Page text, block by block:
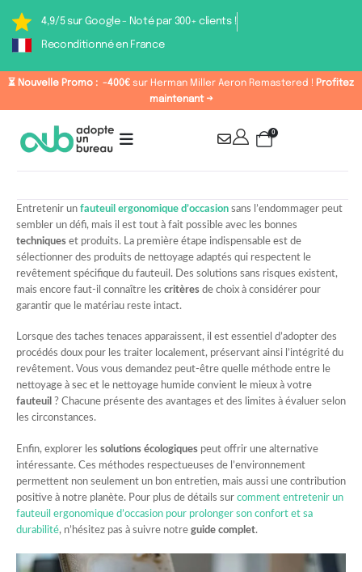
4,9/5 sur Google - Noté par 300+ clients !
Reconditionné en France
⏳ Nouvelle Promo : -400€ sur Herman Miller Aeron Remastered ! Profitez
maintenant →
0
Entretenir un fauteuil ergonomique d’occasion sans l’endommager peut
sembler un défi, mais il est tout à fait possible avec les bonnes
techniques et produits. La première étape indispensable est de
sélectionner des produits de nettoyage adaptés qui respectent le
revêtement spécifique du fauteuil. Des solutions sans risques existent,
mais encore faut-il connaître les critères de choix à considérer pour
garantir que le matériau reste intact.
Lorsque des taches tenaces apparaissent, il est essentiel d’adopter des
procédés doux pour les traiter localement, préservant ainsi l’intégrité du
revêtement. Vous vous demandez peut-être quelle méthode entre le
nettoyage à sec et le nettoyage humide convient le mieux à votre
fauteuil
? Chacune présente des avantages et des limites à évaluer selon
les circonstances.
Enfin, explorer les solutions écologiques peut offrir une alternative
intéressante. Ces méthodes respectueuses de l’environnement
permettent non seulement un bon entretien, mais aussi une contribution
positive à notre planète. Pour plus de détails sur comment entretenir un
fauteuil ergonomique d’occasion pour prolonger son confort et sa
durabilité, n’hésitez pas à suivre notre guide complet.